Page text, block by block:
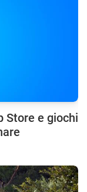
Store e giochi